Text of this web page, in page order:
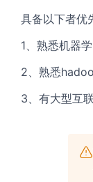
具备以下者优
1、熟悉机器
2、熟悉
3、有大型互